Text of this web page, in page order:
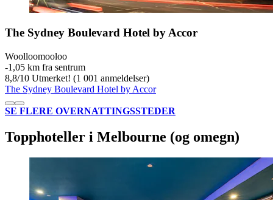
The Sydney Boulevard Hotel by Accor
Woolloomooloo
‐1,05 km fra sentrum
8,8/10 Utmerket! (1 001 anmeldelser)
The Sydney Boulevard Hotel by Accor
SE FLERE OVERNATTINGSSTEDER
Topphoteller i Melbourne (og omegn)